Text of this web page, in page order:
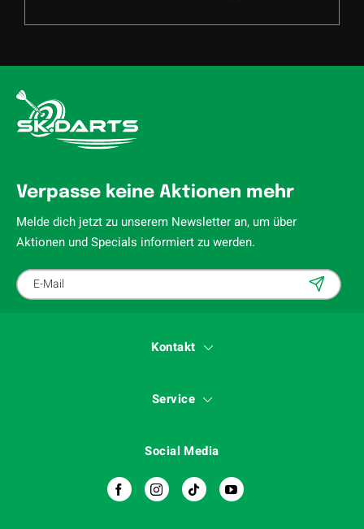
Verpasse keine Aktionen mehr
Melde dich jetzt zu unserem Newsletter an, um über
Aktionen und Specials informiert zu werden.
Kontakt
Service
Social Media